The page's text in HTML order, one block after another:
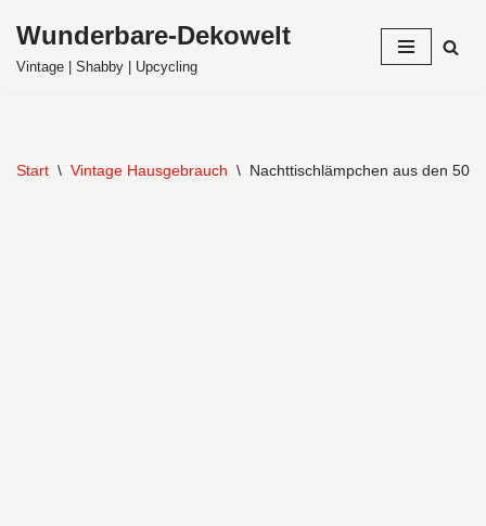
Zum
Wunderbare-Dekowelt
Vintage | Shabby | Upcycling
Start \ Vintage Hausgebrauch \ Nachttischlämpchen aus den